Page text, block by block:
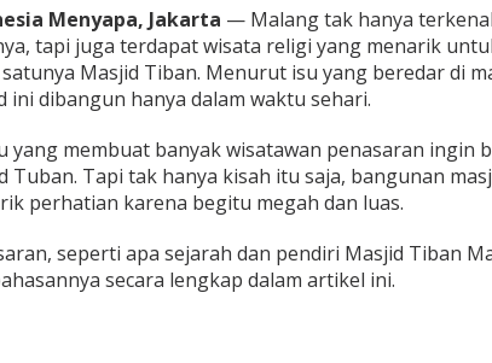
a
n
y
a
D
b
a
g
n
d
Menyapa, Jakarta — Malang tak hanya
tapi juga terdapat wisata religi yang menarik
Masjid Tiban. Menurut isu yang beredar di
ini dibangun hanya dalam waktu sehari.
yang membuat banyak wisatawan penasaran ingin
Tuban. Tapi tak hanya kisah itu saja, bangunan
perhatian karena begitu megah dan luas.
seperti apa sejarah dan pendiri Masjid Tiban
secara lengkap dalam artikel ini.